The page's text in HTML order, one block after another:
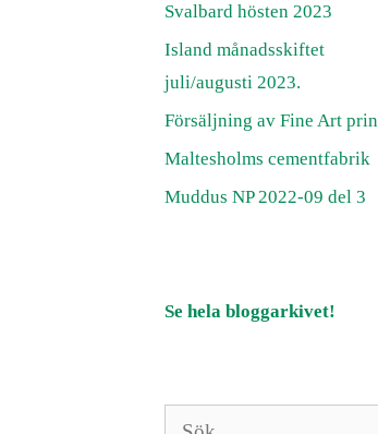
Svalbard hösten 2023
Island månadsskiftet
juli/augusti 2023.
Försäljning av Fine Art
Maltesholms cementfabrik
Muddus NP 2022-09 del 3
Se hela bloggarkivet!
Sök